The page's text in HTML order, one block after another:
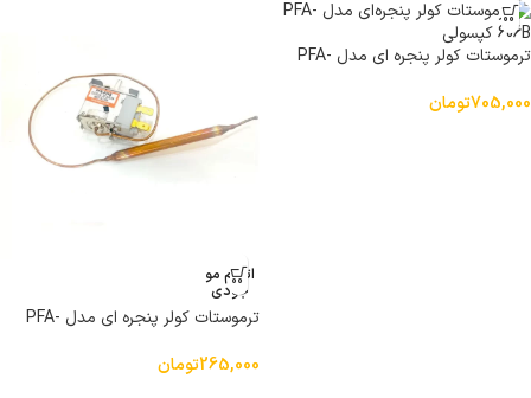
ترموستات کولر پنجره ای مدل PFA-
705,000تومان
اتمام مو
جودی
ترموستات کولر پنجره ای مدل PFA-
265,000تومان